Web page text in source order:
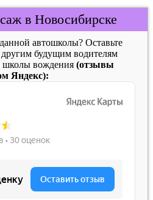
в Новосибирске
автошколы? Оставьте
будущим водителям
школы вождения (отзывы
Яндекс):